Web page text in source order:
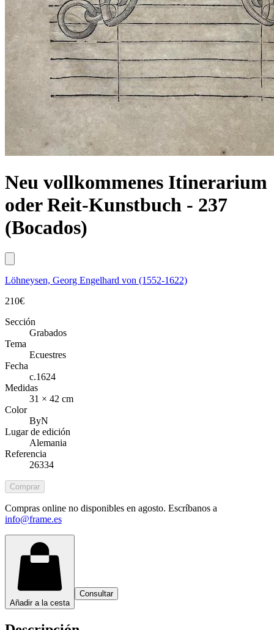
Neu vollkommenes Itinerarium
oder Reit-Kunstbuch - 237
(Bocados)
Löhneysen, Georg Engelhard von (1552-1622)
210€
Sección
Grabados
Tema
Ecuestres
Fecha
c.1624
Medidas
31 × 42 cm
Color
ByN
Lugar de edición
Alemania
Referencia
26334
Comprar
Compras online no disponibles en agosto. Escríbanos a
info@frame.es
Añadir a la cesta
Consultar